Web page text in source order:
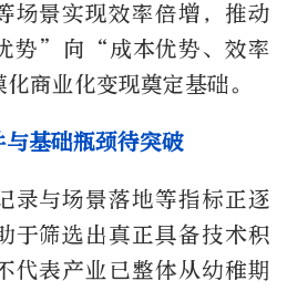
场景实现效率倍增，推动
势”向“成本优势、效率
商业化变现奠定基础。
基础瓶颈待突破
录与场景落地等指标正逐
于筛选出真正具备技术积
代表产业已整体从幼稚期